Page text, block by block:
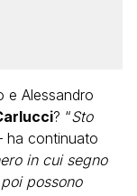
e Alessandro
? “Sto
ha continuato
in cui segno
possono